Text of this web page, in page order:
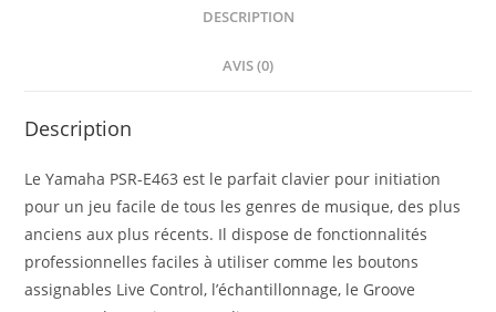
DESCRIPTION
AVIS (0)
Description
Le Yamaha PSR-E463 est le parfait clavier pour initiation
pour un jeu facile de tous les genres de musique, des plus
anciens aux plus récents. Il dispose de fonctionnalités
professionnelles faciles à utiliser comme les boutons
assignables Live Control, l’échantillonnage, le Groove